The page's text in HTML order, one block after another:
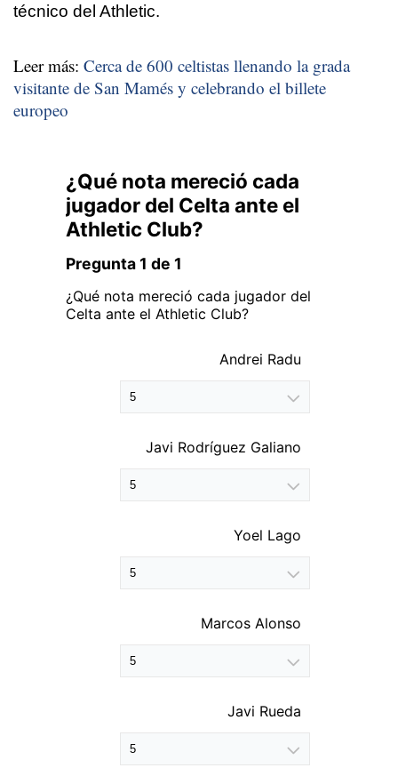
técnico del Athletic.
Leer más: Cerca de 600 celtistas llenando la grada
visitante de San Mamés y celebrando el billete
europeo